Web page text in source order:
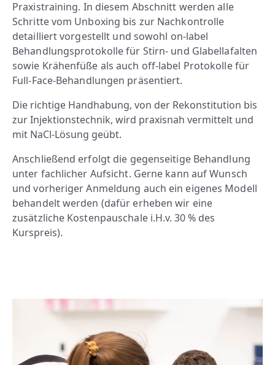
Praxistraining. In diesem Abschnitt werden alle
Schritte vom Unboxing bis zur Nachkontrolle
detailliert vorgestellt und sowohl on-label
Behandlungsprotokolle für Stirn- und Glabellafalten
sowie Krähenfüße als auch off-label Protokolle für
Full-Face-Behandlungen präsentiert.
Die richtige Handhabung, von der Rekonstitution bis
zur Injektionstechnik, wird praxisnah vermittelt und
mit NaCl-Lösung geübt.
Anschließend erfolgt die gegenseitige Behandlung
unter fachlicher Aufsicht. Gerne kann auf Wunsch
und vorheriger Anmeldung auch ein eigenes Modell
behandelt werden (dafür erheben wir eine
zusätzliche Kostenpauschalei.H.v. 30 % des
Kurspreis).